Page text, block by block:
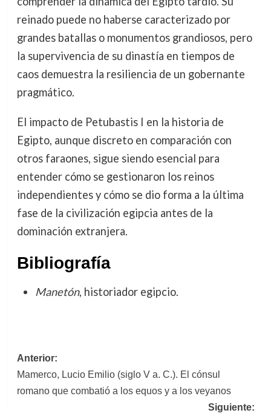
reinado puede no haberse caracterizado por
grandes batallas o monumentos grandiosos, pero
la supervivencia de su dinastía en tiempos de
caos demuestra la resiliencia de un gobernante
pragmático.
El impacto de Petubastis I en la historia de
Egipto, aunque discreto en comparación con
otros faraones, sigue siendo esencial para
entender cómo se gestionaron los reinos
independientes y cómo se dio forma a la última
fase de la civilización egipcia antes de la
dominación extranjera.
Bibliografía
Manetón, historiador egipcio.
Navegación
de
entradas
Anterior:
Mamerco, Lucio Emilio (siglo V a. C.). El cónsul
romano que combatió a los equos y a los veyanos
Siguiente: